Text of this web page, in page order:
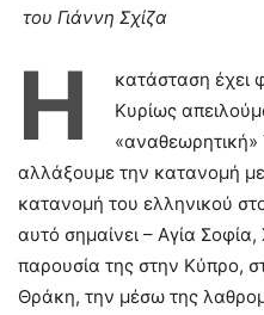
του Γιάννη Σχίζα
Η
κατάσταση έχει
Κυρίως
αλλάξουμε την κατανομή
κατανομή του ελληνικού
αυτό σημαίνει – Αγία
παρουσία της στην Κύπρο,
Θράκη, την μέσω της